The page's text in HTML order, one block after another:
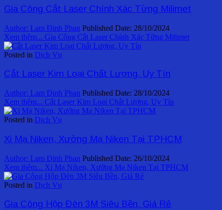
Gia Công Cắt Laser Chính Xác Từng Milimet
Author: Lam Đinh Phan Published Date: 28/10/2024
Xem thêm... Gia Công Cắt Laser Chính Xác Từng Milimet
Posted in Dịch Vụ
Cắt Laser Kim Loại Chất Lượng, Uy Tín
Author: Lam Đinh Phan Published Date: 28/10/2024
Xem thêm... Cắt Laser Kim Loại Chất Lượng, Uy Tín
Posted in Dịch Vụ
Xi Mạ Niken, Xưởng Mạ Niken Tại TPHCM
Author: Lam Đinh Phan Published Date: 26/10/2024
Xem thêm... Xi Mạ Niken, Xưởng Mạ Niken Tại TPHCM
Posted in Dịch Vụ
Gia Công Hộp Đèn 3M Siêu Bền, Giá Rẻ